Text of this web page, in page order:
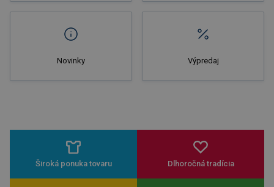
Novinky Výpredaj
Široká ponuka tovaru Dlhoročná tradícia